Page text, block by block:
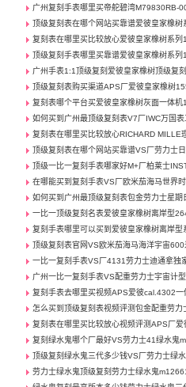
广州复刻手表哪里买帝舵碧湾M79830RB-
顶级复刻表在哪个网站买靠谱爱彼皇家橡
复刻表在哪里买比较放心爱彼皇家橡树系
顶级复刻手表哪里买靠谱爱彼皇家橡树系
广州手表1:1顶级复刻爱彼皇家橡树顶级复
顶级复刻表购买渠道APS厂爱彼皇家橡树
复刻表哪个平台买爱彼皇家橡树灰面一体
如何买到广州最顶级复刻表V7厂IWC万国
复刻表在哪里买比较放心RICHARD
顶级复刻表在哪个网站买靠谱VS厂劳力士
顶级一比一复刻手表哪家好M+厂柏莱士
在哪能买到复刻手表VS厂欧米茄海马世界
如何买到广州最顶级复刻表包金劳力士星
一比一顶级复刻名表爱彼皇家橡树离岸型
复刻手表哪里可以买到爱彼皇家橡树离岸
顶级复刻表官网VS欧米茄海马海洋宇宙
一比一复刻手表VS厂4131劳力士迪通拿独
广州一比一复刻手表VS配重劳力士宇宙计
复刻手表去哪里买视频APS爱彼cal.4302
怎么买到顶级复刻表视频评测包金配重劳
复刻表在哪里买比较放心视频评测APS厂
复刻绿水鬼哪个厂最好VS劳力士41绿水鬼
顶级复刻绿水鬼三代多少钱VS厂劳力士绿
劳力士绿水鬼顶级复刻劳力士绿水鬼